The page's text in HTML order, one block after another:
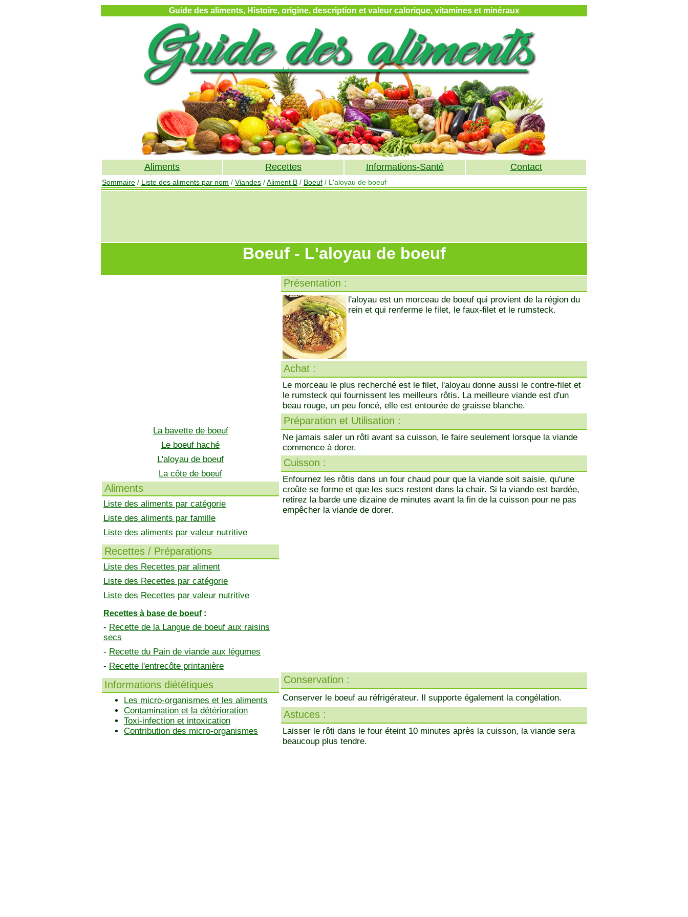
Guide des aliments, Histoire, origine, description et valeur calorique, vitamines et minéraux
Aliments Recettes Informations-Santé Contact
Sommaire / Liste des aliments par nom / Viandes /Aliment B / Boeuf / L'aloyau de boeuf
Boeuf - L'aloyau de boeuf
La bavette de boeuf
Le boeuf haché
L'aloyau de boeuf
La côte de boeuf
Aliments
Liste des aliments par catégorie
Liste des aliments par famille
Liste des aliments par valeur nutritive
Recettes / Préparations
Liste des Recettes par aliment
Liste des Recettes par catégorie
Liste des Recettes par valeur nutritive
Recettes à base de boeuf:
- Recette de la Langue de boeuf aux raisins
secs
- Recette du Pain de viande aux légumes
- Recette l'entrecôte printanière
Informations diététiques
Les micro-organismes et les aliments
Contamination et la détérioration
Toxi-infection et intoxication
Contribution des micro-organismes
Présentation :
l'aloyau est un morceau de boeuf qui provient de la région du
rein et qui renferme le filet, le faux-filet et le rumsteck.
Achat :
Le morceau le plus recherché est le filet, l'aloyau donne aussi le contre-filet et
le rumsteck qui fournissent les meilleurs rôtis. La meilleure viande est d'un
beau rouge, un peu foncé, elle est entourée de graisse blanche.
Préparation et Utilisation :
Ne jamais saler un rôti avant sa cuisson, le faire seulement lorsque la viande
commence à dorer.
Cuisson :
Enfournez les rôtis dans un four chaud pour que la viande soit saisie, qu'une
croûte se forme et que les sucs restent dans la chair. Si la viande est bardée,
retirez la barde une dizaine de minutes avant la fin de la cuisson pour ne pas
empêcher la viande de dorer.
Conservation :
Conserver le boeuf au réfrigérateur. Il supporte également la congélation.
Astuces :
Laisser le rôti dans le four éteint 10 minutes après la cuisson, la viande sera
beaucoup plus tendre.